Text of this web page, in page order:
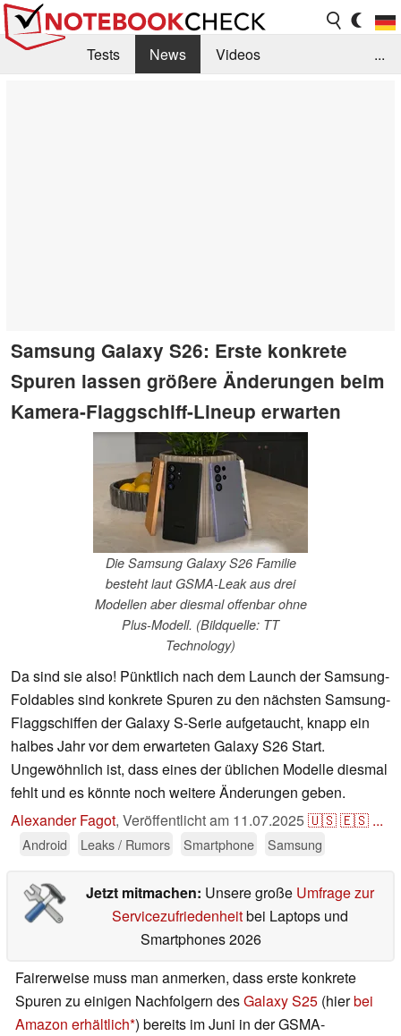
Tests News
Videos
...
Samsung Galaxy S26: Erste konkrete
Spuren lassen größere Änderungen beim
Kamera-Flaggschiff-Lineup erwarten
Die Samsung Galaxy S26 Familie
besteht laut GSMA-Leak aus drei
Modellen aber diesmal offenbar ohne
Plus-Modell. (Bildquelle: TT
Technology)
Da sind sie also! Pünktlich nach dem Launch der Samsung-
Foldables sind konkrete Spuren zu den nächsten Samsung-
Flaggschiffen der Galaxy S-Serie aufgetaucht, knapp ein
halbes Jahr vor dem erwarteten Galaxy S26 Start.
Ungewöhnlich ist, dass eines der üblichen Modelle diesmal
fehlt und es könnte noch weitere Änderungen geben.
Alexander Fagot, Veröffentlicht am 11.07.2025🇺🇸🇪🇸 ...
Android Leaks / Rumors Smartphone Samsung
Jetzt mitmachen: Unsere große Umfrage zur
Servicezufriedenheitbei Laptops und
Smartphones 2026
Fairerweise muss man anmerken, dass erste konkrete
Spuren zu einigen Nachfolgern desGalaxy S25 (hierbei
Amazon erhältlich ) bereits im Juni in der GSMA-